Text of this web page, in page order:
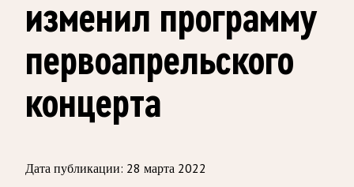
изменил программу
первоапрельского
концерта
Дата публикации: 28 марта 2022